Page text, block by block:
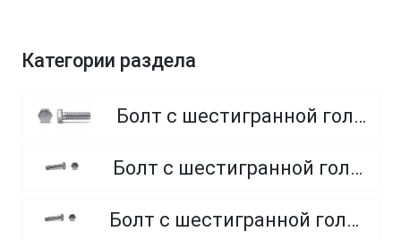
Категории раздела
Болт с шестигранной головкой, полная резьба, класс прочности 8.8
Болт с шестигранной головкой, полная резьба, класс прочности 4.8 и 5.8
Болт с шестигранной головкой, полная резьба, из нержавеющей стали A2 и A4